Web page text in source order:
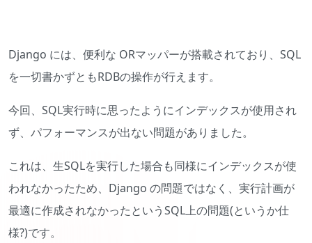
Django には、便利な ORマッパーが搭載されており、SQL
を一切書かずともRDBの操作が行えます。
今回、SQL実行時に思ったようにインデックスが使用され
ず、パフォーマンスが出ない問題がありました。
これは、生SQLを実行した場合も同様にインデックスが使
われなかったため、Django の問題ではなく、実行計画が
最適に作成されなかったというSQL上の問題(というか仕
様?)です。